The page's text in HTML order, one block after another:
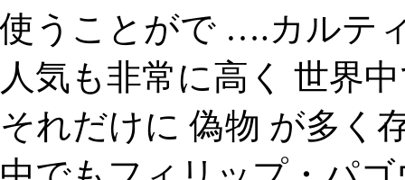
使うことがで ….カルテ
人気も非常に高く 世界
それだけに 偽物 が多く